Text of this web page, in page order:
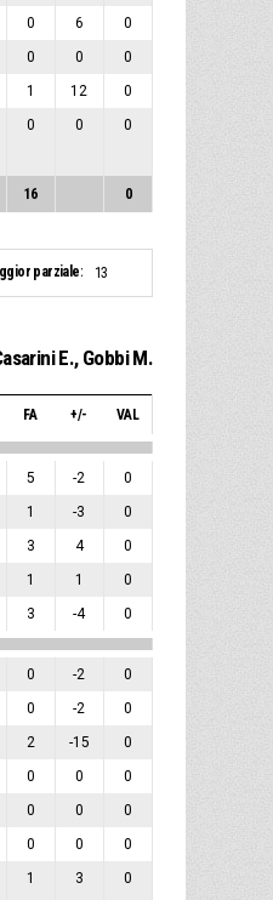
0 6 0
0 0 0
1 12 0
0 0
0
16 0
parziale: 13
E., Gobbi M.
FA +/- VAL
5 -2 0
1 -3 0
3 4 0
1 1 0
3 -4 0
0 -2 0
0 -2 0
2 -15 0
0 0 0
0 0 0
0 0 0
1 3
0